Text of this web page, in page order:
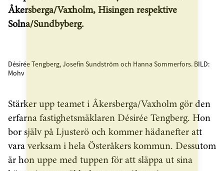
Åkersberga/Vaxholm, Hisingen respektive
Solna/Sundbyberg.
Désirée Tengberg, Josefin Sundström och Hanna Sommerfors. BILD:
Mohv
Stärker upp teamet i Åkersberga/Vaxholm gör den
erfarna fastighetsmäklaren Désirée Tengberg. Hon
bor själv på Ljusterö och kommer hädanefter att
vara verksam i hela Österåkers kommun. Dessutom
är hon uppe med tuppen för att släppa ut sina